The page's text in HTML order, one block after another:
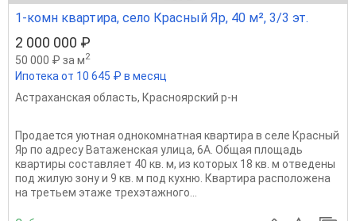
1-комн квартира, село Красный Яр, 40 м², 3/3 эт.
2 000 000 ₽
50 000 ₽ за м2
Ипотека от 10 645 ₽ в месяц
Астраханская область, Красноярский р-н
Продается уютная однокомнатная квартира в селе Красный
Яр по адресу Ватаженская улица, 6А. Общая площадь
квартиры составляет 40 кв. м, из которых 18 кв. м отведены
под жилую зону и 9 кв. м под кухню. Квартира расположена
на третьем этаже трехэтажного...